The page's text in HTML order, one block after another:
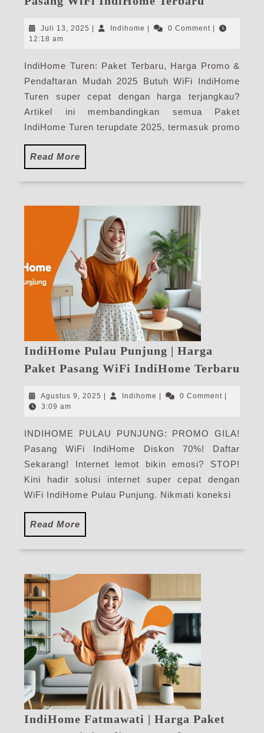
|
Pasang
WiFi
IndiHome
Terbaru
Juli 13, 2025 Juli
Indihome Indihome0 Comment
12:18 am
IndiHome Turen: Paket Terbaru, Harga Promo &
Pendaftaran Mudah 2025 Butuh WiFi IndiHome
Turen super cepat dengan harga terjangkau?
Artikel ini membandingkan semua Paket
IndiHome Turen terupdate 2025, termasuk promo
Read More
More
IndiHome Pulau Punjung | Harga
Paket Pasang WiFi IndiHome Terbaru
Agustus 9, 2025 AgustusIndihome Indihome0 Comment
3:09 am
INDIHOME PULAU PUNJUNG: PROMO GILA!
Pasang WiFi IndiHome Diskon 70%! Daftar
Sekarang! Internet lemot bikin emosi? STOP!
Kini hadir solusi internet super cepat dengan
WiFi IndiHome Pulau Punjung. Nikmati koneksi
Read More
More
IndiHome Fatmawati | Harga Paket